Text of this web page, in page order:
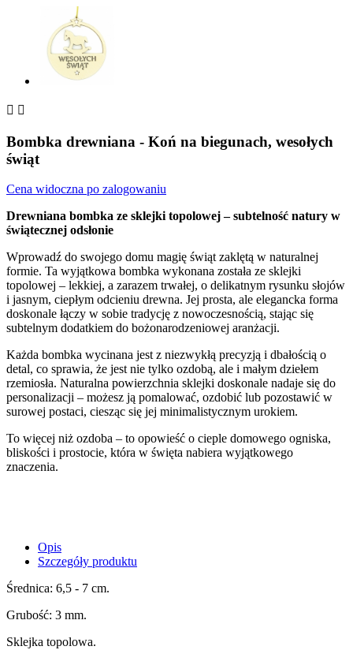
 
Bombka drewniana - Koń na biegunach, wesołych
świąt
Cena widoczna po zalogowaniu
Drewniana bombka ze sklejki topolowej – subtelność natury w
świątecznej odsłonie
Wprowadź do swojego domu magię świąt zaklętą w naturalnej
formie. Ta wyjątkowa bombka wykonana została ze sklejki
topolowej – lekkiej, a zarazem trwałej, o delikatnym rysunku słojów
i jasnym, ciepłym odcieniu drewna. Jej prosta, ale elegancka forma
doskonale łączy w sobie tradycję z nowoczesnością, stając się
subtelnym dodatkiem do bożonarodzeniowej aranżacji.
Każda bombka wycinana jest z niezwykłą precyzją i dbałością o
detal, co sprawia, że jest nie tylko ozdobą, ale i małym dziełem
rzemiosła. Naturalna powierzchnia sklejki doskonale nadaje się do
personalizacji – możesz ją pomalować, ozdobić lub pozostawić w
surowej postaci, ciesząc się jej minimalistycznym urokiem.
To więcej niż ozdoba – to opowieść o cieple domowego ogniska,
bliskości i prostocie, która w święta nabiera wyjątkowego
znaczenia.
Opis
Szczegóły produktu
Średnica: 6,5 - 7 cm.
Grubość: 3 mm.
Sklejka topolowa.